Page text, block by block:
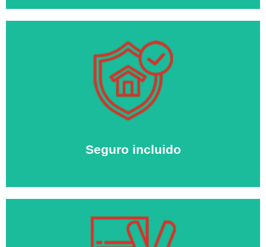
Seguro incluido
Seguro incluido
Disponemos para cada cliente de un seguro de robo o
daños incluido en el precio de alquiler con cobertura